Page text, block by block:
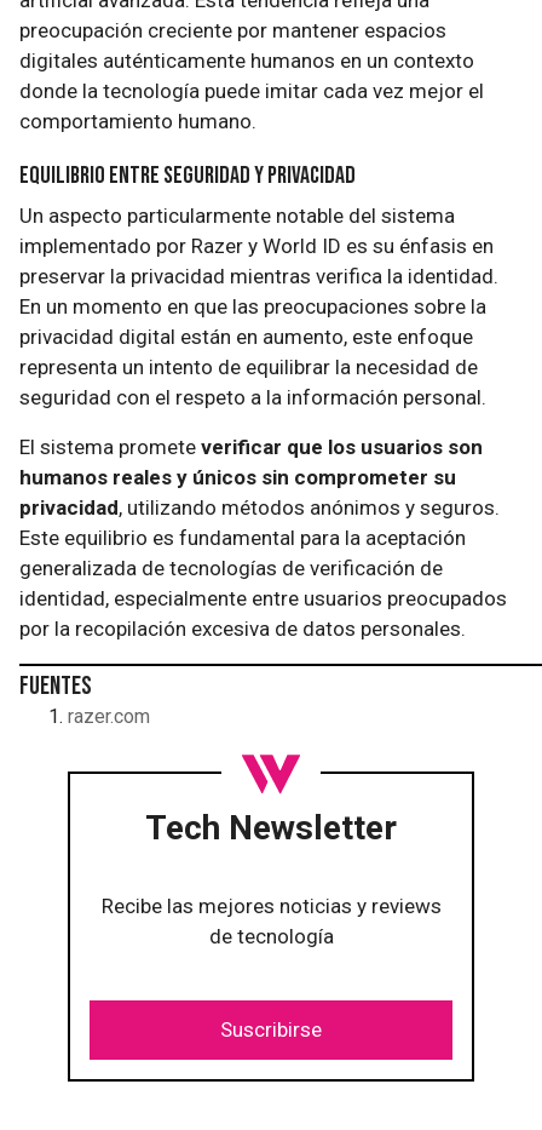
preocupación creciente por mantener espacios
digitales auténticamente humanos en un contexto
donde la tecnología puede imitar cada vez mejor el
comportamiento humano.
Equilibrio Entre Seguridad y Privacidad
Un aspecto particularmente notable del sistema
implementado por Razer y World ID es su énfasis en
preservar la privacidad mientras verifica la identidad.
En un momento en que las preocupaciones sobre la
privacidad digital están en aumento, este enfoque
representa un intento de equilibrar la necesidad de
seguridad con el respeto a la información personal.
El sistema promete verificar que los usuarios son
humanos reales y únicos sin comprometer su
privacidad, utilizando métodos anónimos y seguros.
Este equilibrio es fundamental para la aceptación
generalizada de tecnologías de verificación de
identidad, especialmente entre usuarios preocupados
por la recopilación excesiva de datos personales.
Fuentes
razer.com
Tech Newsletter
Recibe las mejores noticias y reviews
de tecnología
Suscribirse